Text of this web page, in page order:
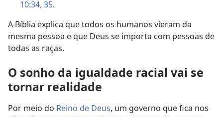
10:34, 35.
A Bíblia explica que todos os humanos vieram da
mesma pessoa e que Deus se importa com pessoas de
todas as raças.
O sonho da igualdade racial vai se
tornar realidade
Por meio do Reino de Deus, um governo que fica nos